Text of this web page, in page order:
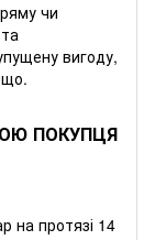
чи
вигоду,
ПОКУПЦЯ
на протязі 14